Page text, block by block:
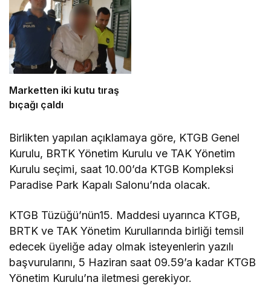
Marketten iki kutu tıraş
bıçağı çaldı
Birlikten yapılan açıklamaya göre, KTGB Genel
Kurulu, BRTK Yönetim Kurulu ve TAK Yönetim
Kurulu seçimi, saat 10.00’da KTGB Kompleksi
Paradise Park Kapalı Salonu’nda olacak.
KTGB Tüzüğü’nün15. Maddesi uyarınca KTGB,
BRTK ve TAK Yönetim Kurullarında birliği temsil
edecek üyeliğe aday olmak isteyenlerin yazılı
başvurularını, 5 Haziran saat 09.59’a kadar KTGB
Yönetim Kurulu’na iletmesi gerekiyor.